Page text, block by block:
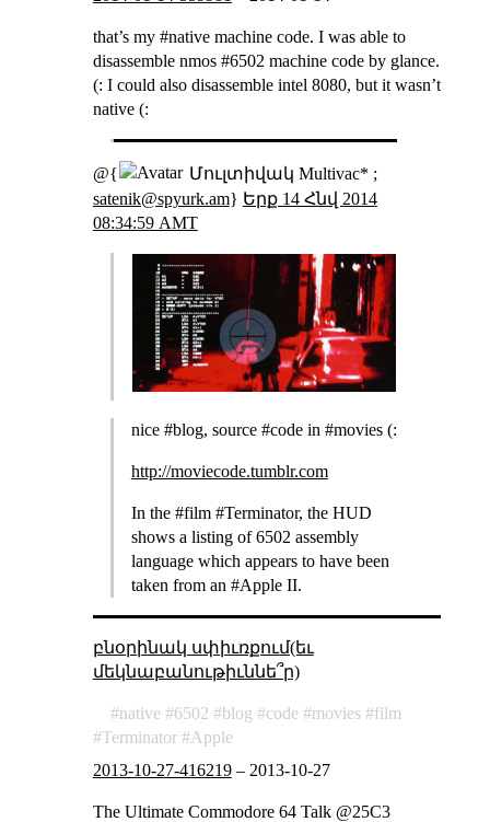
that’s my #native machine code. I was able to
disassemble nmos #6502 machine code by glance.
(: I could also disassemble intel 8080, but it wasn’t
native (:
@{
Մուլտիվակ Multivac* ;
satenik@spyurk.am} Երք 14 Հնվ 2014
08:34:59 AMT
nice #blog, source #code in #movies (:
http://moviecode.tumblr.com
In the #film #Terminator, the HUD
shows a listing of 6502 assembly
language which appears to have been
taken from an #Apple II.
բնօրինակ սփիւռքում(եւ
մեկնաբանութիւննե՞ր)
native 6502 blog code movies
film
Terminator
Apple
2013-10-27-416219– 2013-10-27
The Ultimate Commodore 64 Talk @25C3